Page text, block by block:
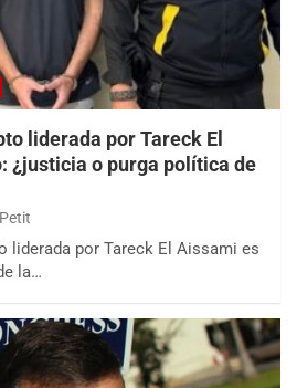
liderada por Tareck El
¿justicia o purga política de
liderada por Tareck El Aissami es
la…